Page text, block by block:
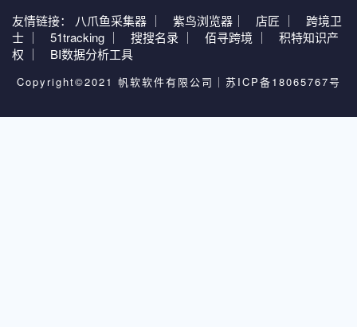
友情链接： 八爪鱼采集器 ｜ 紫鸟浏览器｜ 店匠 ｜
跨境卫
士 ｜
51tracking ｜ 搜搜名录 ｜ 佰寻跨境 ｜
积特知识产
权 ｜
BI数据分析工具
Copyright©2021 帆软软件有限公司｜ 苏ICP备18065767号